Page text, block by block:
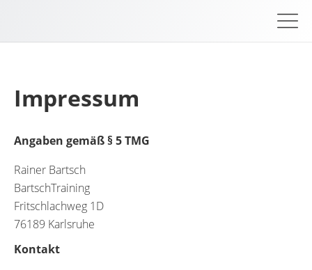
Impressum
Angaben gemäß § 5 TMG
Rainer Bartsch
BartschTraining
Fritschlachweg 1D
76189 Karlsruhe
Kontakt